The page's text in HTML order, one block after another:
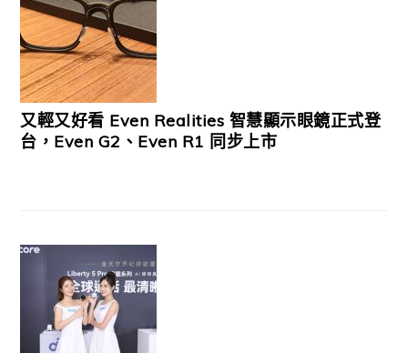
又輕又好看 Even Realities 智慧顯示眼鏡正式登
台，Even G2、Even R1 同步上市